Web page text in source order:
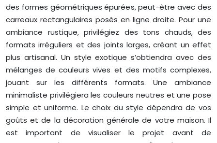
des formes géométriques épurées, peut-être avec des
carreaux rectangulaires posés en ligne droite. Pour une
ambiance rustique, privilégiez des tons chauds, des
formats irréguliers et des joints larges, créant un effet
plus artisanal. Un style exotique s’obtiendra avec des
mélanges de couleurs vives et des motifs complexes,
jouant sur les différents formats. Une ambiance
minimaliste privilégiera les couleurs neutres et une pose
simple et uniforme. Le choix du style dépendra de vos
goûts et de la décoration générale de votre maison. Il
est important de visualiser le projet avant de